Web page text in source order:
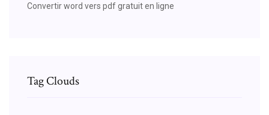
Convertir word vers pdf gratuit en ligne
Tag Clouds